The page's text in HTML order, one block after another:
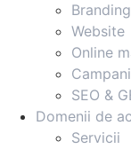
Branding
Website
Online
SEO &
Domenii de
Servicii